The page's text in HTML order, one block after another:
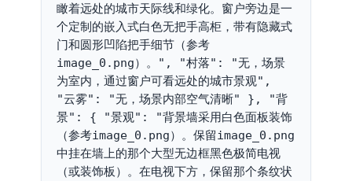
瞰着远处的城市天际线和绿化。窗户旁边是一
个定制的嵌入式白色无把手高柜，带有隐藏式
门和圆形凹陷把手细节（参考
image_0.png）。", "村落": "无，场景
为室内，通过窗户可看远处的城市景观",
"云雾": "无，场景内部空气清晰" }, "背
景": { "景观": "背景墙采用白色面板装饰
（参考image_0.png）。保留image_0.png
中挂在墙上的那个大型无边框黑色极简电视
（或装饰板）。在电视下方，保留那个条纹状